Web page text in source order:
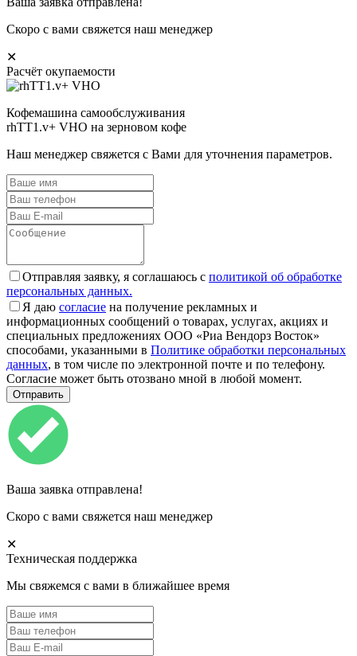
Скоро с вами свяжется наш менеджер
✕
Расчёт окупаемости
Кофемашина самообслуживания
rhTT1.v+ VHO на зерновом кофе
Наш менеджер свяжется с Вами для уточнения параметров.
Отправляя заявку, я соглашаюсь с политикой об обработке
персональных данных.
Я даю согласие на получение рекламных и
информационных сообщений о товарах, услугах, акциях и
специальных предложениях ООО «Риа Вендорз Восток»
способами, указанными в Политике обработки персональных
данных, в том числе по электронной почте и по телефону.
Согласие может быть отозвано мной в любой момент.
Ваша заявка отправлена!
Скоро с вами свяжется наш менеджер
✕
Техническая поддержка
Мы свяжемся с вами в ближайшее время